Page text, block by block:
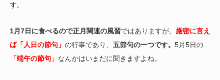
す。
1月7日に食べるので正月関連の風習ではありますが、 厳密に言え
ば「人日の節句」 の行事であり、 五節句の一つです。 5月5日の
「端午の節句」 なんかはいまだに聞きますよね。